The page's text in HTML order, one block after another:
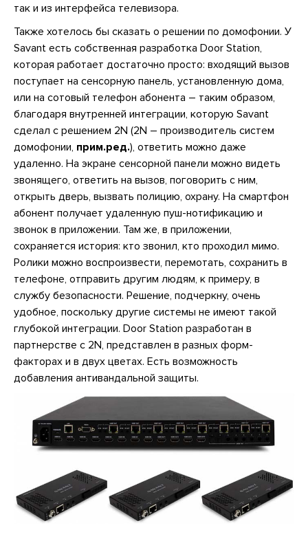
так и из интерфейса телевизора.
Также хотелось бы сказать о решении по домофонии. У
Savant есть собственная разработка Door Station,
которая работает достаточно просто: входящий вызов
поступает на сенсорную панель, установленную дома,
или на сотовый телефон абонента – таким образом,
благодаря внутренней интеграции, которую Savant
сделал с решением 2N (2N – производитель систем
домофонии, прим.ред.), ответить можно даже
удаленно. На экране сенсорной панели можно видеть
звонящего, ответить на вызов, поговорить с ним,
открыть дверь, вызвать полицию, охрану. На смартфон
абонент получает удаленную пуш-нотификацию и
звонок в приложении. Там же, в приложении,
сохраняется история: кто звонил, кто проходил мимо.
Ролики можно воспроизвести, перемотать, сохранить в
телефоне, отправить другим людям, к примеру, в
службу безопасности. Решение, подчеркну, очень
удобное, поскольку другие системы не имеют такой
глубокой интеграции. Door Station разработан в
партнерстве с 2N, представлен в разных форм-
факторах и в двух цветах. Есть возможность
добавления антивандальной защиты.